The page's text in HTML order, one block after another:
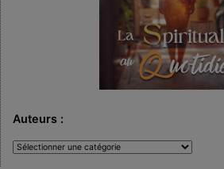
Auteurs :
Auteurs
: